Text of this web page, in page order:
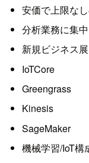
安価で上限な
分析業務に集
新規ビジネス
IoTCore
Greengrass
Kinesis
SageMaker
機械学習/IoT構